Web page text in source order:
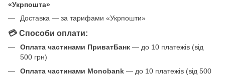
«Укрпошта»
Доставка — за тарифами «Укрпошти»
💳 Способи оплати:
Оплата частинами ПриватБанк — до 10 платежів (від
500 грн)
Оплата частинами Monobank — до 10 платежів (від 500